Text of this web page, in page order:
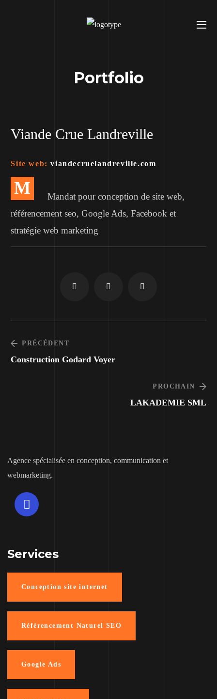
Portfolio
Viande Crue Landreville
Site web:viandecruelandreville.com
M
Mandat pour conception de site web,
référencement seo, Google Ads, Facebook et
stratégie web marketing
PRÉCÉDENT
Construction Godard Voyer
PROCHAIN
LAKADEMIE SML
Agence spécialisée en conception, communication et
webmarketing.
Services
Conception site internet
Référencement Naturel SEO
Google Ads